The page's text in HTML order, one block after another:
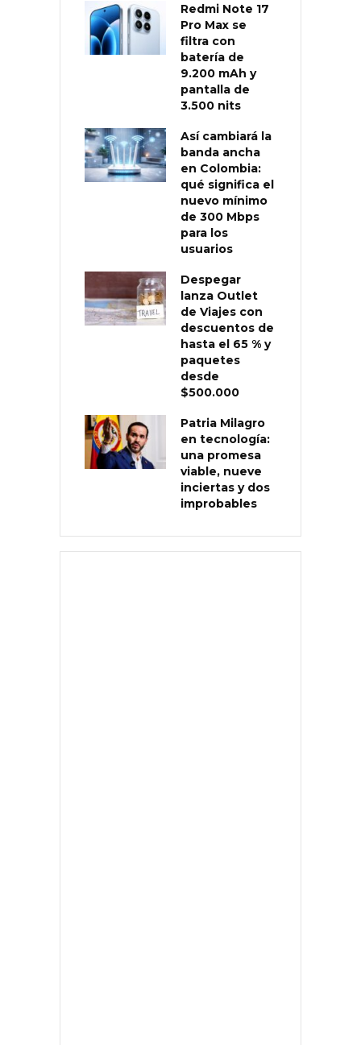
Redmi Note 17
Pro Max se
filtra con
batería de
9.200 mAh y
pantalla de
3.500 nits
Así cambiará la
banda ancha
en Colombia:
qué significa el
nuevo mínimo
de 300 Mbps
para los
usuarios
Despegar
lanza Outlet
de Viajes con
descuentos de
hasta el 65 % y
paquetes
desde
$500.000
Patria Milagro
en tecnología:
una promesa
viable, nueve
inciertas y dos
improbables